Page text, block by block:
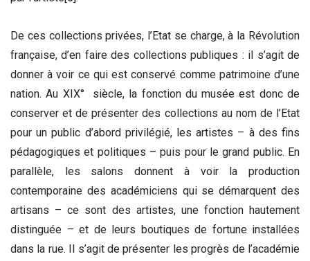
De ces collections privées, l’Etat se charge, à la Révolution
française, d’en faire des collections publiques : il s’agit de
donner à voir ce qui est conservé comme patrimoine d’une
nation. Au XIX° siècle, la fonction du musée est donc de
conserver et de présenter des collections au nom de l’Etat
pour un public d’abord privilégié, les artistes – à des fins
pédagogiques et politiques – puis pour le grand public. En
parallèle, les salons donnent à voir la production
contemporaine des académiciens qui se démarquent des
artisans – ce sont des artistes, une fonction hautement
distinguée – et de leurs boutiques de fortune installées
dans la rue. Il s’agit de présenter les progrès de l’académie